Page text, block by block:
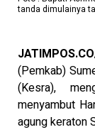
tanda dimulainya
(Pemkab)
(Kesra),
menyambut
agung keraton